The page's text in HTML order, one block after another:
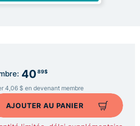
40 89$
4,06 $ en devenant membre
AJOUTER AU PANIER